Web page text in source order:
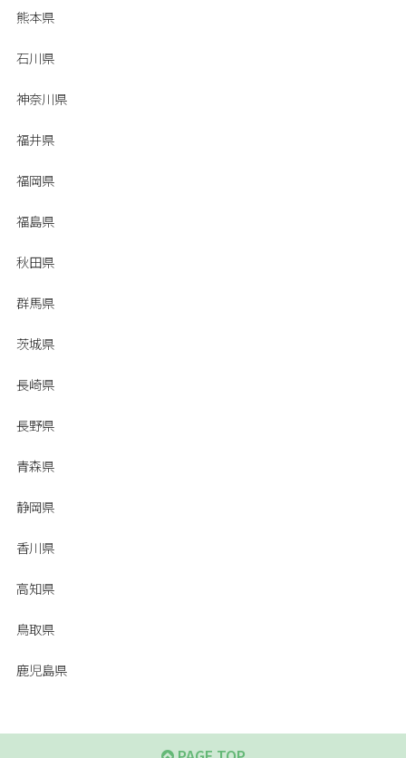
熊本県
石川県
神奈川県
福井県
福岡県
福島県
秋田県
群馬県
茨城県
長崎県
長野県
青森県
静岡県
香川県
高知県
鳥取県
鹿児島県